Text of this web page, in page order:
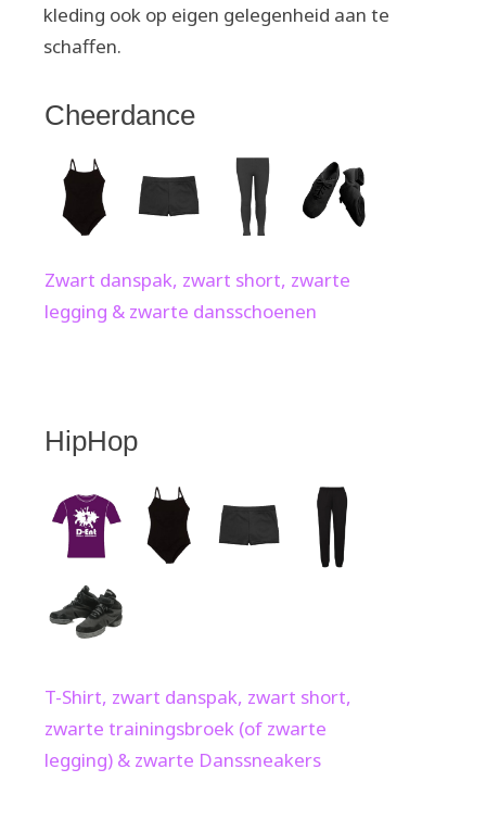
kleding ook op eigen gelegenheid aan te
schaffen.
Cheerdance
Zwart danspak, zwart short, zwarte
legging & zwarte dansschoenen
HipHop
T-Shirt, zwart danspak, zwart short,
zwarte trainingsbroek (of zwarte
legging) & zwarte Danssneakers